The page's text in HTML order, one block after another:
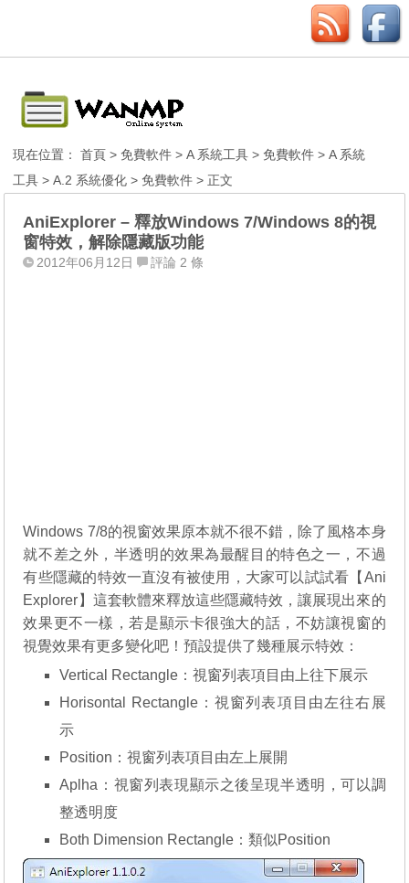
現在位置：首頁 >免費軟件 >A 系統工具 >免費軟件 >A 系統
工具 >A.2 系統優化 >免費軟件 > 正文
AniExplorer – 釋放Windows 7/Windows 8的視
窗特效，解除隱藏版功能
2012年06月12日 評論 2 條
Windows 7/8的視窗效果原本就不很不錯，除了風格本身
就不差之外，半透明的效果為最醒目的特色之一，不過
有些隱藏的特效一直沒有被使用，大家可以試試看【Ani
Explorer】這套軟體來釋放這些隱藏特效，讓展現出來的
效果更不一樣，若是顯示卡很強大的話，不妨讓視窗的
視覺效果有更多變化吧！預設提供了幾種展示特效：
Vertical Rectangle：視窗列表項目由上往下展示
Horisontal Rectangle：視窗列表項目由左往右展
示
Position：視窗列表項目由左上展開
Aplha：視窗列表現顯示之後呈現半透明，可以調
整透明度
Both Dimension Rectangle：類似Position